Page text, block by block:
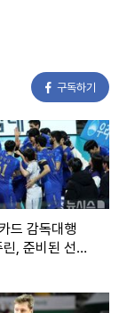
에서) 비밀 연
담을 전했다.
"이 동네 진짜 연
떨었다.
재훈은 이진욱을
구독하기
드 감독대행
, 준비된 선수